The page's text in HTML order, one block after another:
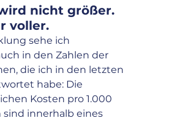
nicht größer.
voller.
sehe ich
in den Zahlen der
die ich in den letzten
habe: Die
Kosten pro 1.000
sind innerhalb eines